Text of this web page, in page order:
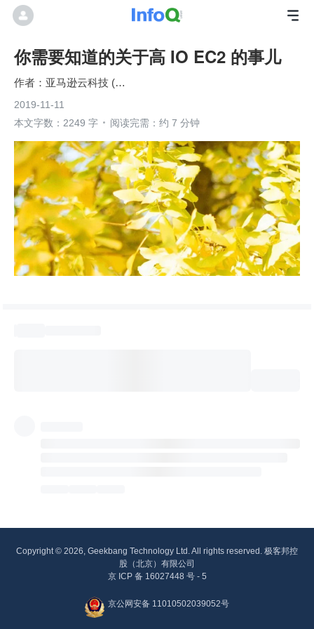
你需要知道的关于高 IO EC2 的事儿
亚马逊云科技 (Amazon Web Services）
2019-11-11
本文字数：2249 字
阅读完需：约 7 分钟
Copyright © 2026, Geekbang Technology Ltd. All rights reserved. 极客邦控
股（北京）有限公司
京 ICP 备 16027448 号 - 5
京公网安备 11010502039052号